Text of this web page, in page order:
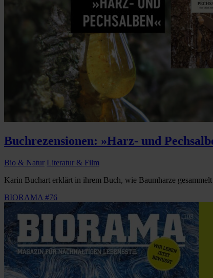
Buchrezensionen: »Harz- und
Bio & Natur Literatur & Film
Karin Buchart erklärt in ihrem Buch, wie Baumharze
BIORAMA #76